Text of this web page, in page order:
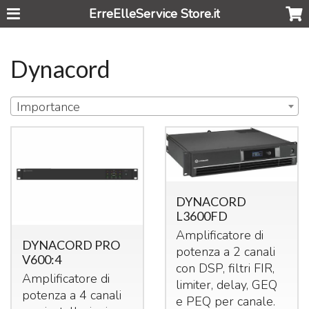
ErreElleService Store.it
Dynacord
Importance
DYNACORD PRO
V600:4
Amplificatore di
potenza a 4 canali
DYNACORD
L3600FD
Amplificatore di
potenza a 2 canali
con DSP, filtri FIR,
limiter, delay,GEQ
e PEQ per canale.